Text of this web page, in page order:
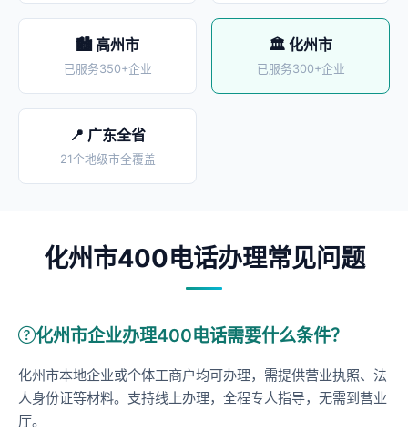
🏙️ 高州市
已服务350+企业
🏛️ 化州市
已服务300+企业
📍 广东全省
21个地级市全覆盖
化州市400电话办理常见问题
化州市企业办理400电话需要什么条件？
化州市本地企业或个体工商户均可办理，需提供营业执照、法
人身份证等材料。支持线上办理，全程专人指导，无需到营业
厅。